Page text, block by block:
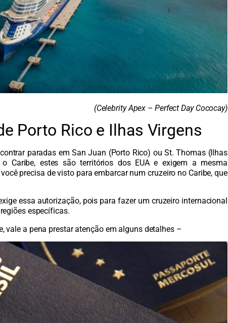
(Celebrity Apex – Perfect Day Cococay)
Porto Rico e Ilhas Virgens
paradas em San Juan (Porto Rico) ou St. Thomas (Ilhas
Caribe, estes são territórios dos EUA e exigem a mesma
precisa de visto para embarcar num cruzeiro no Caribe, que
essa autorização, pois para fazer um cruzeiro internacional
específicas.
vale a pena prestar atenção em alguns detalhes –